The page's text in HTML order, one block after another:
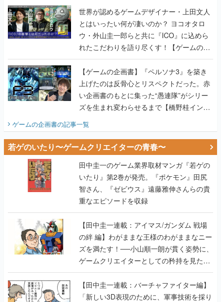
世界が認めるゲームデザイナー・上田文人
とはいったい何が凄いのか？ ヨコオタロ
ウ・外山圭一郎らと共に『ICO』に込めら
れたこだわりを語り尽くす！【ゲームの企
画書】
【ゲームの企画書】『ペルソナ3』を築き
上げたのは反骨心とリスペクトだった。赤
い企画書のもとに集った“愚連隊”がシリー
ズを生まれ変わらせるまで【橋野桂インタ
ゲームの企画書の記事一覧
若ゲのいたり〜ゲームクリエイターの青春〜
田中圭一のゲーム業界取材マンガ『若ゲの
いたり』第2巻が発売。『ポケモン』田尻
智さん、『ゼビウス』遠藤雅伸さんらの貴
重なエピソードを収録
【田中圭一連載：アイマス/ガンダム 戦場
の絆 編】わがままな王様のわがままなニー
ズを満たす！──小山順一朗が貫く姿勢に、
ゲームクリエイターとしての矜持を見た
【若ゲのいたり最終回】
【田中圭一連載：バーチャファイター編】
「新しい3D表現のために、軍事技術を採り